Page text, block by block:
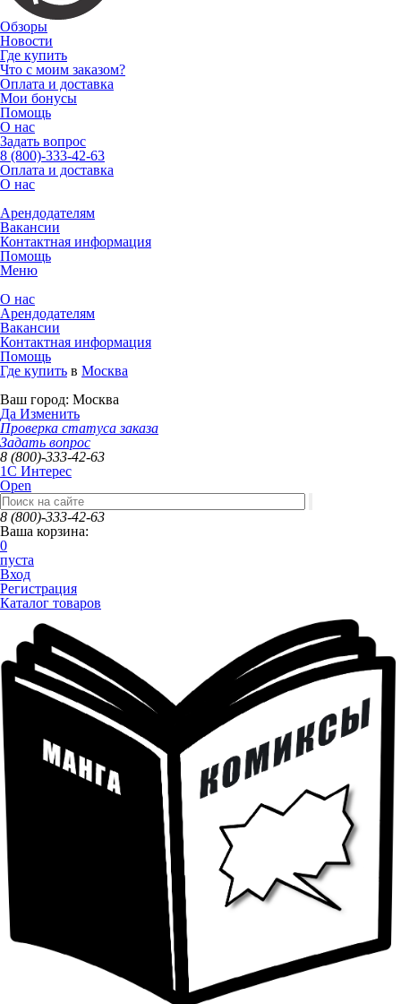
Обзоры
Новости
Где купить
Что с моим заказом?
Оплата и доставка
Мои бонусы
Помощь
О нас
Задать вопрос
8 (800)-333-42-63
Оплата и доставка
О нас
Арендодателям
Вакансии
Контактная информация
Помощь
Меню
О нас
Арендодателям
Вакансии
Контактная информация
Помощь
Где купить в Москва
Ваш город: Москва
Да Изменить
Проверка статуса заказа
Задать вопрос
8 (800)-333-42-63
1C Интерес
Open
8 (800)-333-42-63
Ваша корзина:
0
пуста
Вход
Регистрация
Каталог товаров